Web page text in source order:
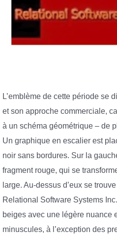
L’emblème de cette période se
et son approche commerciale,
à un schéma géométrique – de
Un graphique en escalier est
noir sans bordures. Sur la
fragment rouge, qui se
large. Au-dessus d’eux se
Relational Software Systems
beiges avec une légère nuance
minuscules, à l’exception des